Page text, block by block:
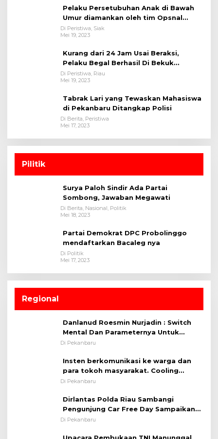
Pelaku Persetubuhan Anak di Bawah
Umur diamankan oleh tim Opsnal
Polsek Tualang-Polres Siak-Polda Riau
Di Peristiwa, Siak
Mei 19, 2023
Kurang dari 24 Jam Usai Beraksi,
Pelaku Begal Berhasil Di Bekuk
Satreskrim Polres Kuansing
Di Peristiwa, Riau
Mei 19, 2023
Tabrak Lari yang Tewaskan Mahasiswa
di Pekanbaru Ditangkap Polisi
Di Berita, Peristiwa
Mei 17, 2023
Pilitik
Surya Paloh Sindir Ada Partai
Sombong, Jawaban Megawati
Di Berita, Nasional, Politik
Mei 18, 2023
Partai Demokrat DPC Probolinggo
mendaftarkan Bacaleg nya
Di Politik
Mei 17, 2023
Regional
Danlanud Roesmin Nurjadin : Switch
Mental Dan Parameternya Untuk
Melaksanakan ✈
Di Pekanbaru
Insten berkomunikasi ke warga dan
para tokoh masyarakat. Cooling
System OMP LK ²024 Polsek Rumbai,
Pentingnya Memelihara dan Menjaga
Situasi Kondusif
Di Pekanbaru
Dirlantas Polda Riau Sambangi
Pengunjung Car Free Day Sampaikan
Pesan Edukasi Kamtibmas &
Di Pekanbaru